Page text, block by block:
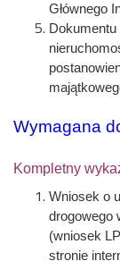
Głównego
Wymagana
Kompletny
Wniosek o
drogowego
(wniosek
stronie